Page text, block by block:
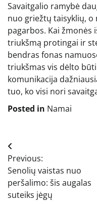
Savaitgalio ramybė
nuo griežtų taisyklių,
pagarbos. Kai žmonės
triukšmą protingai ir
bendras fonas
triukšmas vis dėlto
komunikacija
tuo, ko visi nori
Posted in Namai
Navigacija
tarp
įrašų
Previous:
Senolių vaistas nuo
peršalimo: šis augalas
suteiks jėgų